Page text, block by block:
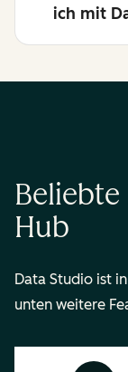
ich mit
Beliebte
Hub
Data Studio ist in
unten weitere